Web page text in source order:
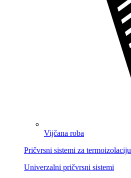
Vijčana roba
Pričvrsni sistemi za termoizolaciju
Univerzalni pričvrsni sistemi